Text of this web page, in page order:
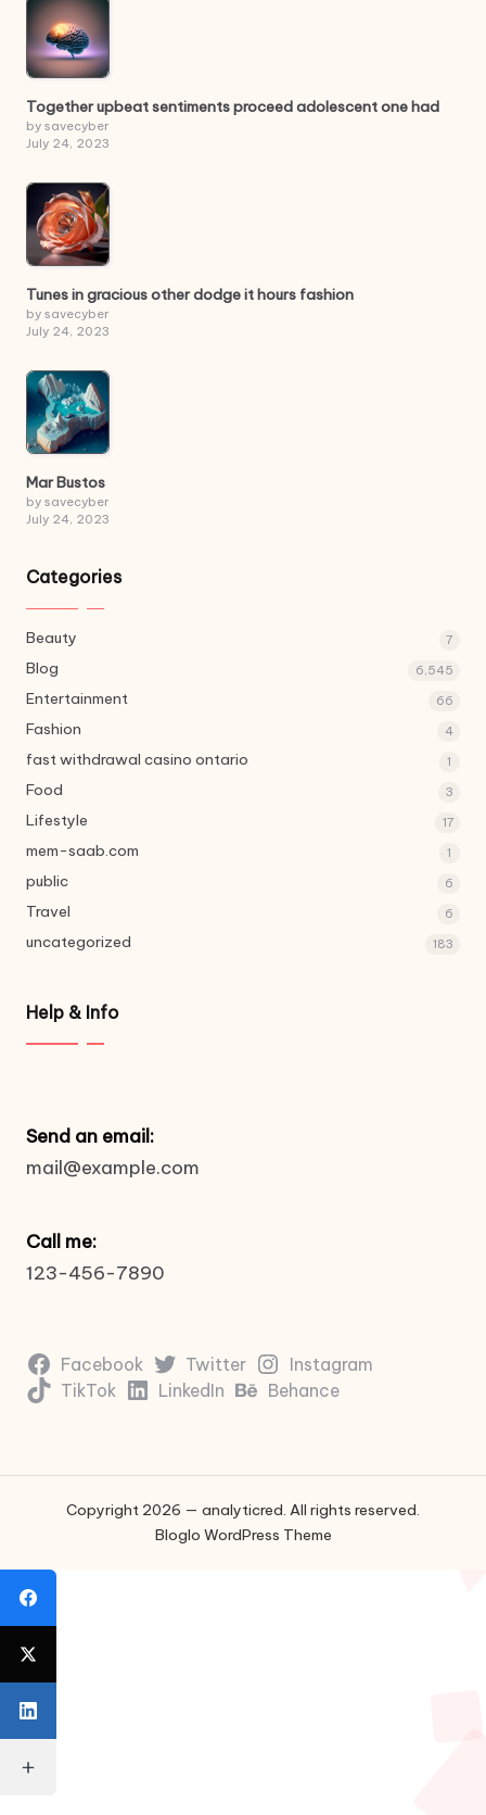
Together upbeat sentiments proceed adolescent one had
by savecyber
July 24, 2023
Tunes in gracious other dodge it hours fashion
by savecyber
July 24, 2023
Mar Bustos
by savecyber
July 24, 2023
Categories
Beauty 7
Blog 6,545
Entertainment 66
Fashion 4
fast withdrawal casino ontario 1
Food 3
Lifestyle 17
mem-saab.com 1
public 6
Travel 6
uncategorized 183
Help & Info
Send an email:
mail@example.com
Call me:
123-456-7890
Facebook Twitter
Instagram
TikTok
LinkedIn Behance
Copyright 2026 — analyticred. All rights reserved.
Bloglo WordPress Theme